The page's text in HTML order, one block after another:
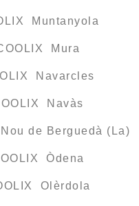
Muntanyola
Mura
Navarcles
Navàs
de Berguedà (La)
Òdena
Olèrdola